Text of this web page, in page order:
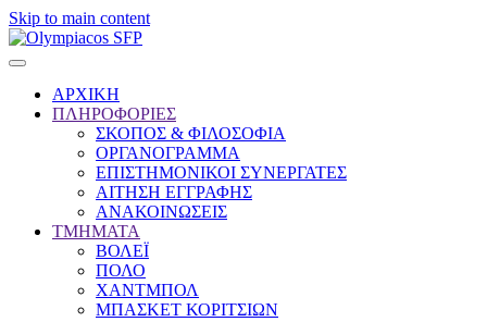
Skip to main content
ΑΡΧΙΚΗ
ΠΛΗΡΟΦΟΡΙΕΣ
ΣΚΟΠΟΣ & ΦΙΛΟΣΟΦΙΑ
ΟΡΓΑΝΟΓΡΑΜΜΑ
ΕΠΙΣΤΗΜΟΝΙΚΟΙ ΣΥΝΕΡΓΑΤΕΣ
ΑΙΤΗΣΗ ΕΓΓΡΑΦΗΣ
ΑΝΑΚΟΙΝΩΣΕΙΣ
ΤΜΗΜΑΤΑ
ΒΟΛΕΪ
ΠΟΛΟ
ΧΑΝΤΜΠΟΛ
ΜΠΑΣΚΕΤ ΚΟΡΙΤΣΙΩΝ